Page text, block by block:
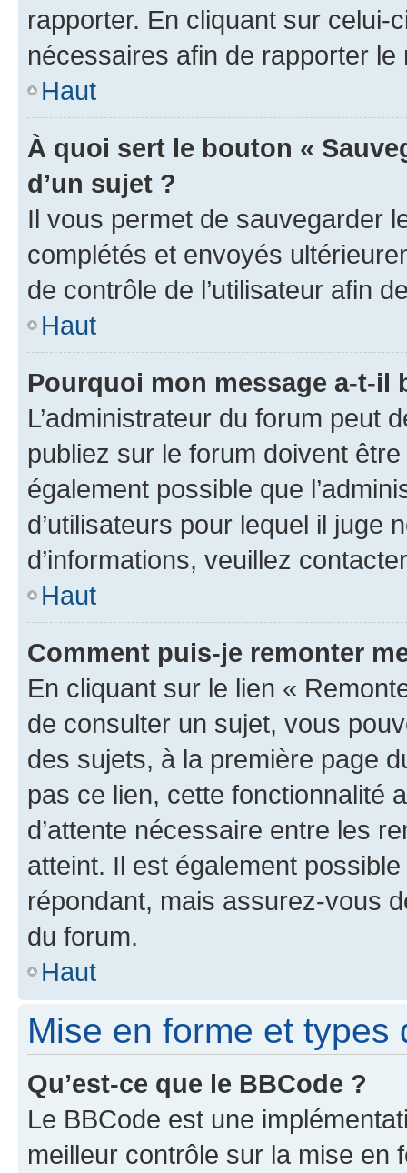
rapporter. En cliquant sur
nécessaires afin de rapporter le
Haut
À quoi sert le bouton «
d’un sujet ?
Il vous permet de sauvegarder
complétés et envoyés
de contrôle de l’utilisateur afin
Haut
Pourquoi mon message a-t-il
L’administrateur du forum peut
publiez sur le forum doivent
également possible que
d’utilisateurs pour lequel il juge
d’informations, veuillez
Haut
Comment puis-je remonter
En cliquant sur le lien «
de consulter un sujet, vous
des sujets, à la première page
pas ce lien, cette fonctionnalité
d’attente nécessaire entre les
atteint. Il est également
répondant, mais assurez-vous
du forum.
Haut
Mise en forme et types
Qu’est-ce que le BBCode ?
Le BBCode est une
meilleur contrôle sur la mise en